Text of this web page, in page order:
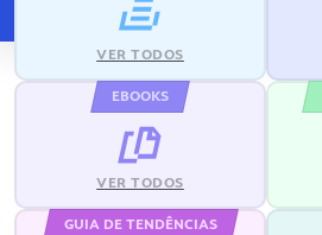
VER TODOS
EBOOKS
VER TODOS
GUIA DE TENDÊNCIAS